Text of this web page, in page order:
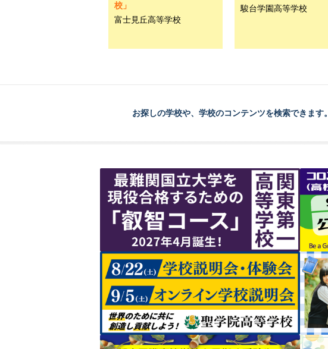
校」
富士見丘高等学校
駿台学園高等学校
お探しの学校や、学校のコンテンツを検索できます。